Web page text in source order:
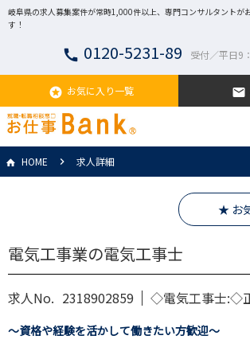
岐阜県の求人募集案件が常時1,000件以上、専門コンサルタントが
す！
call 0120-5231-89 受付／平日9
stars お気に入り一覧 email
HOME 求人詳細
★ お
電気工事業の電気工事士
求人No. 2318902859 ◇電気工事士:◇
～資格や経験を活かして働きたい方歓迎～